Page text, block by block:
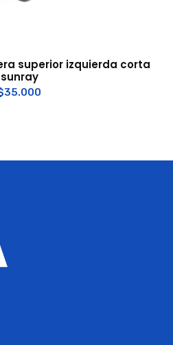
superior izquierda corta
sunray
35.000